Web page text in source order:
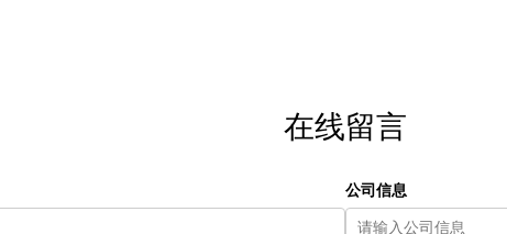
在线留言
公司信息